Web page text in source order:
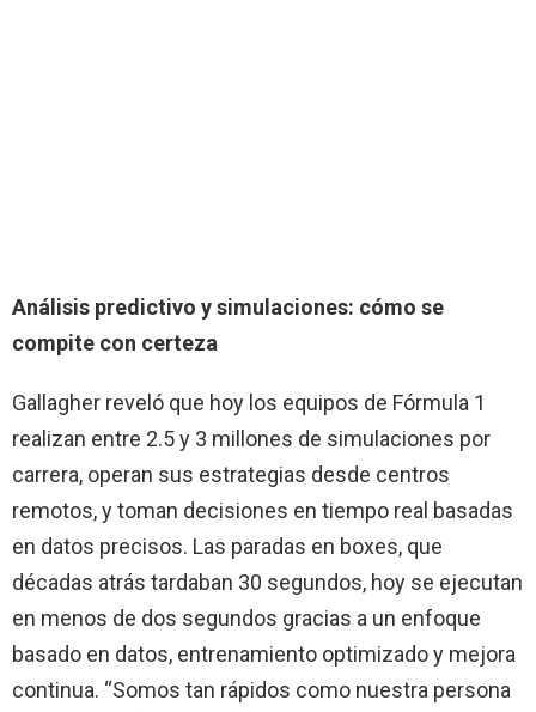
Análisis predictivo y simulaciones: cómo se
compite con certeza
Gallagher reveló que hoy los equipos de Fórmula 1
realizan entre 2.5 y 3 millones de simulaciones por
carrera, operan sus estrategias desde centros
remotos, y toman decisiones en tiempo real basadas
en datos precisos. Las paradas en boxes, que
décadas atrás tardaban 30 segundos, hoy se ejecutan
en menos de dos segundos gracias a un enfoque
basado en datos, entrenamiento optimizado y mejora
continua. “Somos tan rápidos como nuestra persona